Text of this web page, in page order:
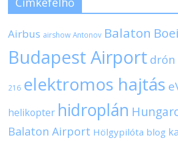
Airbus airshow Antonov Balaton
Budapest Airport drón
216 elektromos hajtás
helikopter hidroplán
Balaton Airport Hölgypilóta blog